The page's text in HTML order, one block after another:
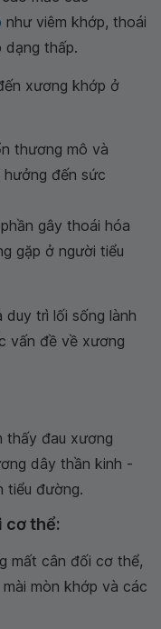
như viêm khớp, thoái
dạng thấp.
xương khớp ở
thương mô và
hưởng đến sức
gây thoái hóa
gặp ở người tiểu
trì lối sống lành
vấn đề về xương
thấy đau xương
dây thần kinh -
tiểu đường.
cơ thể:
mất cân đối cơ thể,
mòn khớp và các